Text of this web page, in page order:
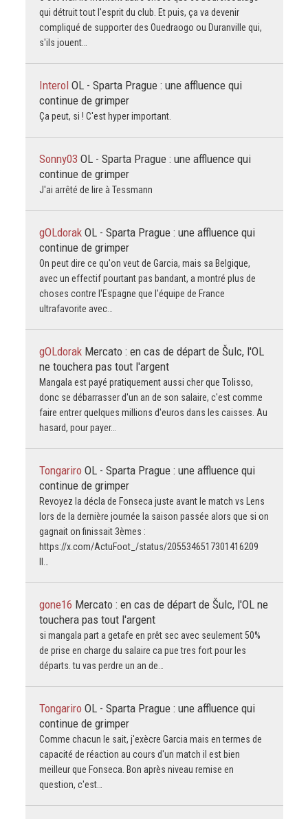
qui détruit tout l'esprit du club. Et puis, ça va devenir
compliqué de supporter des Ouedraogo ou Duranville qui,
s'ils jouent…
Interol OL - Sparta Prague : une affluence qui
continue de grimper
Ça peut, si ! C'est hyper important.
Sonny03 OL - Sparta Prague : une affluence qui
continue de grimper
J'ai arrêté de lire à Tessmann
gOLdorak OL - Sparta Prague : une affluence qui
continue de grimper
On peut dire ce qu'on veut de Garcia, mais sa Belgique,
avec un effectif pourtant pas bandant, a montré plus de
choses contre l'Espagne que l'équipe de France
ultrafavorite avec…
gOLdorak Mercato : en cas de départ de Šulc, l'OL
ne touchera pas tout l'argent
Mangala est payé pratiquement aussi cher que Tolisso,
donc se débarrasser d'un an de son salaire, c'est comme
faire entrer quelques millions d'euros dans les caisses. Au
hasard, pour payer…
Tongariro OL - Sparta Prague : une affluence qui
continue de grimper
Revoyez la décla de Fonseca juste avant le match vs Lens
lors de la dernière journée la saison passée alors que si on
gagnait on finissait 3èmes :
https://x.com/ActuFoot_/status/2055346517301416209
gone16 Mercato : en cas de départ de Šulc, l'OL ne
touchera pas tout l'argent
si mangala part a getafe en prêt sec avec seulement 50%
de prise en charge du salaire ca pue tres fort pour les
départs. tu vas perdre un an de…
Tongariro OL - Sparta Prague : une affluence qui
continue de grimper
Comme chacun le sait, j'exècre Garcia mais en termes de
capacité de réaction au cours d'un match il est bien
meilleur que Fonseca. Bon après niveau remise en
question, c'est…